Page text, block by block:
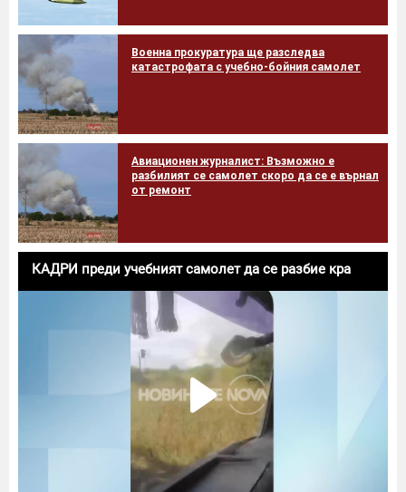
Военна прокуратура ще разследва
катастрофата с учебно-бойния самолет
Авиационен журналист: Възможно е
разбилият се самолет скоро да се е върнал
от ремонт